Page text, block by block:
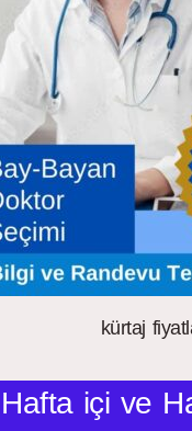
kürtaj
Hafta içi ve